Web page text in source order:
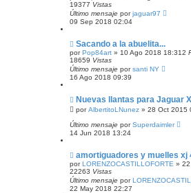
19377 Vistas
Último mensaje porjaguar97
09 Sep 2018 02:04
Sacando a la abuelita...
porPop84art » 10 Ago 2018 18:312
18659 Vistas
Último mensaje porsanti NY
16 Ago 2018 09:39
Nuevas llantas para Jaguar
porAlbertitoLNunez » 28 Oct 2015
Último mensaje porSuperdaimler
14 Jun 2018 13:24
amortiguadores y muelles xj
porLORENZOCASTILLOFORTE »
22263 Vistas
Último mensaje por
22 May 2018 22:27